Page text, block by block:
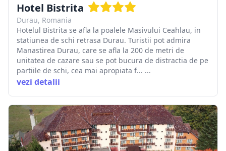
Hotel Bistrita
Durau, Romania
Hotelul Bistrita se afla la poalele Masivului Ceahlau, in
statiunea de schi retrasa Durau. Turistii pot admira
Manastirea Durau, care se afla la 200 de metri de
unitatea de cazare sau se pot bucura de distractia de pe
partiile de schi, cea mai apropiata f... ...
vezi detalii